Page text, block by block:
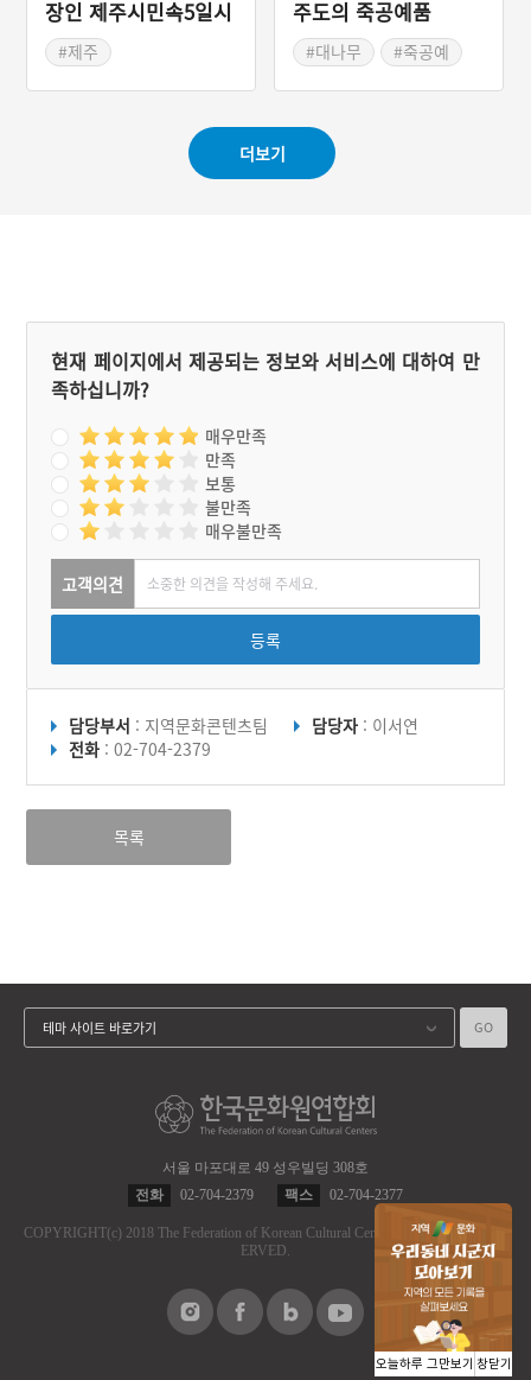
장인 제주시민속5일시
장#제주
주도의 죽공예품
#대나무
#죽공예
더보기
현재 페이지에서 제공되는 정보와 서비스에 대하여 만
족하십니까?
매우만족
만족
보통
불만족
매우불만족
고객의견
등록
담당부서 : 지역문화콘텐츠팀 담당자 : 이서연
전화 : 02-704-2379
목록
서울 마포대로 49 성우빌딩 308호
전화
02-704-2379 팩스 02-704-2377
COPYRIGHT(c) 2018 The Federation of Korean Cultural Centers.
ALL RIGHT RES
ERVED.
테마 사이트 바로가기 GO
오늘하루 그만보기 창닫기